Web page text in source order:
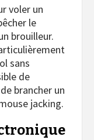
voler un
le
brouilleur.
sans
de
brancher un
jacking.